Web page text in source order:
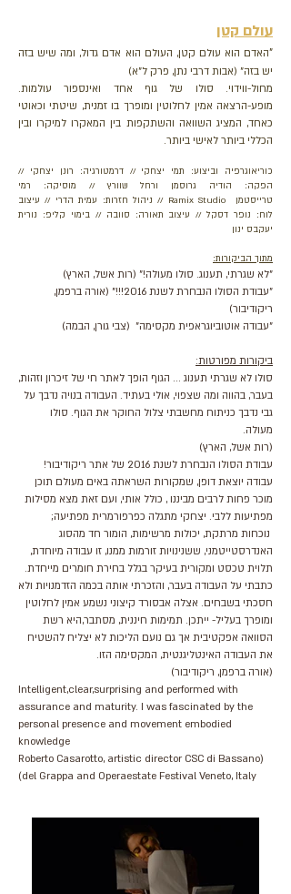
עולם קטן
"האדם הוא עולם קטן, העולם הוא אדם גדול, ומה שיש בזה
יש בזה" (אבות דרבי נתן, פרק ל"א)
מחול-ווידוי. סולו של גוף אחד ואינספור עולמות.
מופע-הרצאה אמין לחלוטין ומופרך בו זמנית, שיטתי וכאוטי
כאחד, המציג השוואה והשתקפות בין המאקרו למיקרו ובין
הכללי ביותר לאישי ביותר.
כוריאוגרפיה וביצוע: תמי יצחקי // ​דרמטורגיה: רונן יצחקי //
הפקה: הודיה גרוסמן ורחל שוורץ // מוסיקה: רמי
טרייסטמן
// ניהול חזרות: עמית הדרי // עיצוב
לוח: נופר דסקל // עיצוב תאורה: סוובה // בימוי קליפ: נורית
יעקבס ינון
מתוך הביקורות:
"לא שגרתי, תענוג. סולו מעולה!" (רות אשל, הארץ)
"עבודת הסולו הנבחרת לשנת 2016!!!" (אורה ברפמן,
ריקודיבור)
"עבודה אוטוביוגראפית מקסימה" (צבי גורן, הבמה)
ביקורות מפורטות:
סולו לא שגרתי תענוג ... הגוף הופך לאתר חי של זיכרון וזהות,
בעבר, בהווה ומה שצפוי, אולי בעתיד. העבודה בנויה נדבך על
גבי נדבך כניתוח מחשבתי צלול החוקר את הגוף. סולו
מעולה.
(רות אשל, הארץ)
עבודת הסולו הנבחרת לשנת 2016 של אתר ריקודיבור!
עבודה יוצאת דופן, שמקורות השראתה באים מעולם תוכן
מוכר פחות לרבים מביננו , כולל אותי, ועם זאת מצא מסילות
מפתיעות ללבי. יצחקי מתגלה כפרפורמרית מפתיעה;
נוכחות מרתקת, יכולות מרשימות, הומור חד מהסוג
האנדרסטייטמני, ששנינויות זורמות ממנו, זו עבודה מיוחדת,
תלוית טכסט ומקורית בעיקר בגלל בחירת חומרים מייחדת.
כתבתי על העבודה בעבר, והזכרתי אותה בכמה הזדמנויות ולא
חסכתי בשבחים. אצלה אבסורד קיצוני נשמע אמין לחלוטין
ומופרך בעליל- ייתכן. תמימות חיננית, מסתבר,היא רשת
הסוואה אפקטיבית אך גם נועם הליכות לא יצליח להשטיח
את העבודה האינטליגנטית, המקסימה הזו.
(אורה ברפמן, ריקודיבור)
Intelligent,clear,surprising and performed with
assurance and maturity. I was fascinated by the
personal presence and movement embodied
knowledge
(Roberto Casarotto, artistic director CSC di Bassano
del Grappa and Operaestate Festival Veneto, Italy)